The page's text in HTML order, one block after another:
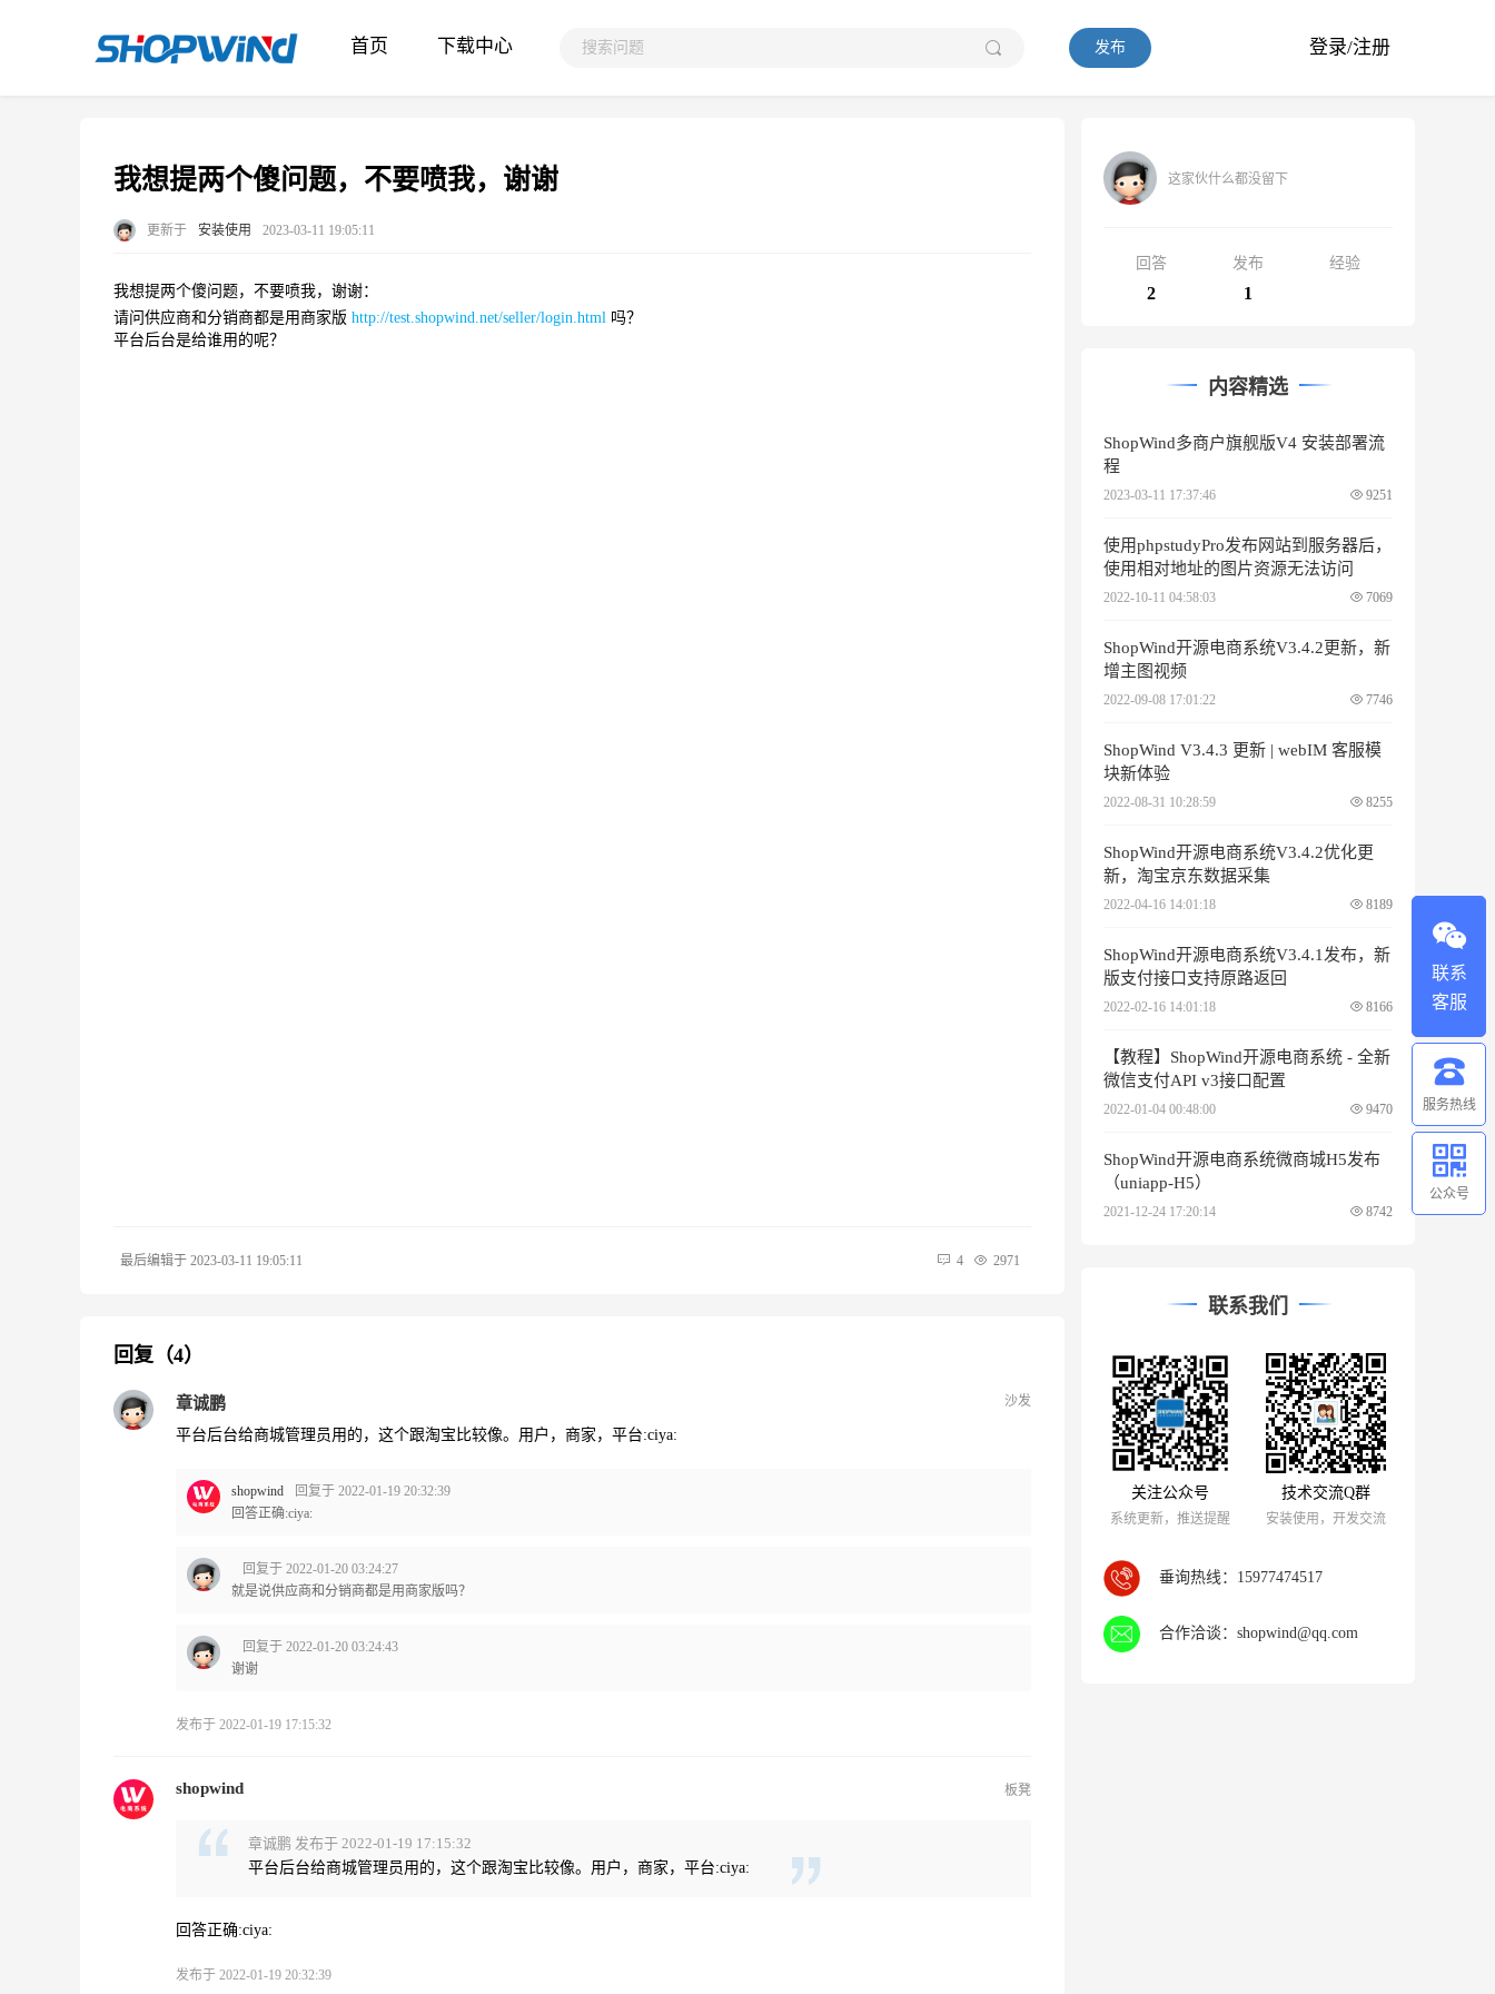
首页 下载中心 发布 登录/注册
我想提两个傻问题，不要喷我，谢谢
更新于 安装使用 2023-03-11 19:05:11
我想提两个傻问题，不要喷我，谢谢：
请问供应商和分销商都是用商家版 http://test.shopwind.net/seller/login.html 吗？
平台后台是给谁用的呢？
最后编辑于 2023-03-11 19:05:11 4 2971
回复（4）
沙发
章诚鹏
平台后台给商城管理员用的，这个跟淘宝比较像。用户，商家，平台:ciya:
shopwind
回复于 2022-01-19 20:32:39
回答正确:ciya:
回复于 2022-01-20 03:24:27
就是说供应商和分销商都是用商家版吗？
回复于 2022-01-20 03:24:43
谢谢
发布于 2022-01-19 17:15:32
板凳
shopwind
章诚鹏 发布于 2022-01-19 17:15:32
平台后台给商城管理员用的，这个跟淘宝比较像。用户，商家，平台:ciya:
回答正确:ciya:
发布于 2022-01-19 20:32:39
这家伙什么都没留下
回答
2
发布
1
经验
内容精选
ShopWind多商户旗舰版V4 安装部署流
程
2023-03-11 17:37:46 9251
使用phpstudyPro发布网站到服务器后，
使用相对地址的图片资源无法访问
2022-10-11 04:58:03 7069
ShopWind开源电商系统V3.4.2更新，新
增主图视频
2022-09-08 17:01:22 7746
ShopWind V3.4.3 更新 | webIM 客服模
块新体验
2022-08-31 10:28:59 8255
ShopWind开源电商系统V3.4.2优化更
新，淘宝京东数据采集
2022-04-16 14:01:18 8189
ShopWind开源电商系统V3.4.1发布，新
版支付接口支持原路返回
2022-02-16 14:01:18 8166
【教程】ShopWind开源电商系统 - 全新
微信支付API v3接口配置
2022-01-04 00:48:00 9470
ShopWind开源电商系统微商城H5发布
（uniapp-H5）
2021-12-24 17:20:14 8742
联系我们
关注公众号
系统更新，推送提醒
技术交流Q群
安装使用，开发交流
垂询热线： 15977474517
合作洽谈： shopwind@qq.com
联系
客服
服务热线
公众号